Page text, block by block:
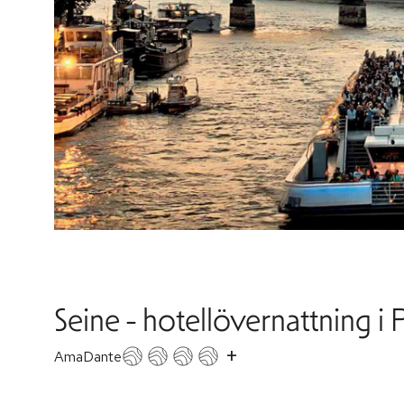
Seine - hotellövernattning i
AmaDante +